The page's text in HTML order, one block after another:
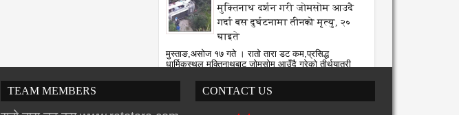
मुक्तिनाथ दर्शन गरी जोमसोम आउदै
गर्दा बस दुर्घटनामा तीनको मृत्यु, २०
घाइते
मुस्ताङ,असोज १७ गते । रातो तारा डट कम,प्रसिद्ध
धार्मिकस्थल मुक्तिनाथबाट जोमसोम आउँदै गरेको तीर्थयात्री
TEAM MEMBERS CONTACT US